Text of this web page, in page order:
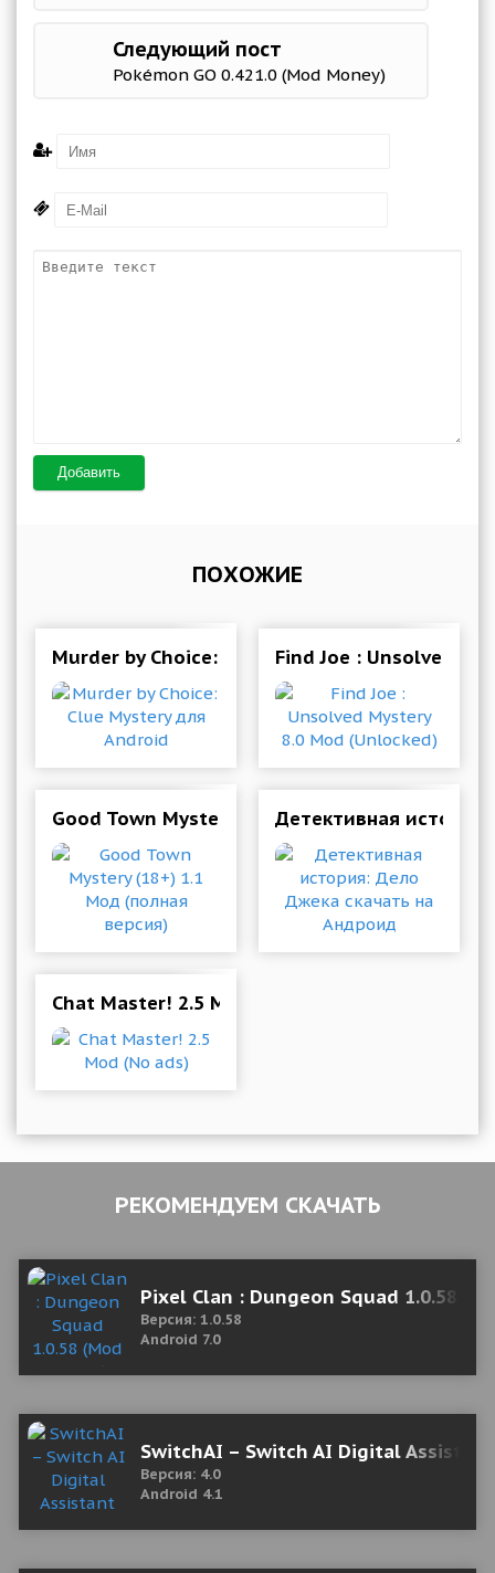
Следующий пост
Pokémon GO 0.421.0 (Mod Money)
Добавить
ПОХОЖИЕ
Murder by Choice: Clue Mystery для Android
Find Joe : Unsolved
Good Town Mystery (18+) 1.1 Мод (полная
Детективная
Chat Master! 2.5 Mod (No ads)
РЕКОМЕНДУЕМ СКАЧАТЬ
Pixel Clan : Dungeon Squad 1.0.58
Версия: 1.0.58
Android 7.0
SwitchAI – Switch AI Digital
Версия: 4.0
Android 4.1